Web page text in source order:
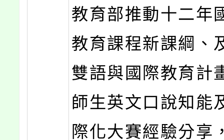
教育部推動十二年
教育課程新課綱、
雙語與國際教育計
師生英文口說知能
際化大賽經驗分享